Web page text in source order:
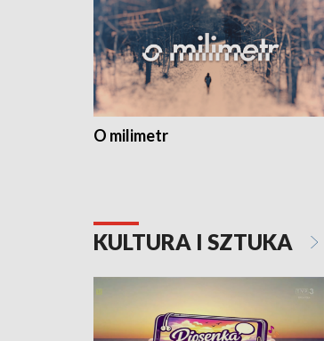
O milimetr
KULTURA I SZTUKA